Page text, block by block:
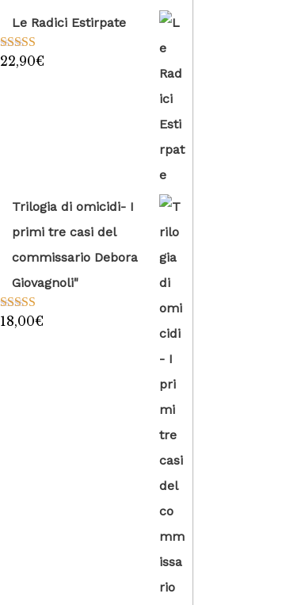
Le Radici Estirpate
Valutato
22,90€
Trilogia di omicidi- I
primi tre casi del
commissario Debora
Giovagnoli"
Valutato
18,00€